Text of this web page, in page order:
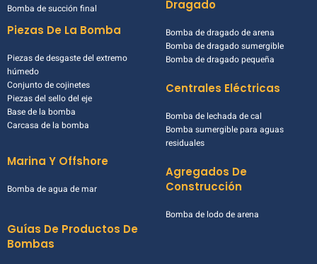
Bomba de succión final
Piezas De La Bomba
Piezas de desgaste del extremo
húmedo
Conjunto de cojinetes
Piezas del sello del eje
Base de la bomba
Carcasa de la bomba
Marina Y Offshore
Bomba de agua de mar
Dragado
Bomba de dragado de arena
Bomba de dragado sumergible
Bomba de dragado pequeña
Centrales Eléctricas
Bomba de lechada de cal
Bomba sumergible para aguas
residuales
Agregados De
Construcción
Bomba de lodo de arena
Guías De Productos De
Bombas